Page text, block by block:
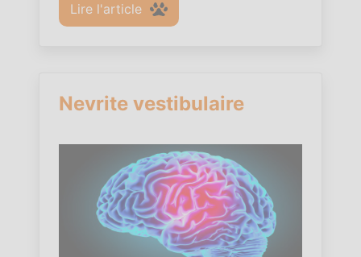
Lire l'article
Nevrite vestibulaire